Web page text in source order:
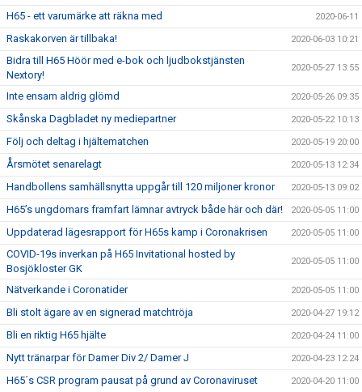
H65 - ett varumärke att räkna med 2020-06-11
Raskakorven är tillbaka! 2020-06-03 10:21
Bidra till H65 Höör med e-bok och ljudbokstjänsten
Nextory!
2020-05-27 13:55
Inte ensam aldrig glömd 2020-05-26 09:35
Skånska Dagbladet ny mediepartner 2020-05-22 10:13
Följ och deltag i hjältematchen 2020-05-19 20:00
Årsmötet senarelagt 2020-05-13 12:34
Handbollens samhällsnytta uppgår till 120 miljoner kronor 2020-05-13 09:02
H65’s ungdomars framfart lämnar avtryck både här och där! 2020-05-05 11:00
Uppdaterad lägesrapport för H65s kamp i Coronakrisen 2020-05-05 11:00
COVID-19s inverkan på H65 Invitational hosted by
Bosjökloster GK
2020-05-05 11:00
Nätverkande i Coronatider 2020-05-05 11:00
Bli stolt ägare av en signerad matchtröja 2020-04-27 19:12
Bli en riktig H65 hjälte 2020-04-24 11:00
Nytt tränarpar för Damer Div 2/ Damer J 2020-04-23 12:24
H65´s CSR program pausat på grund av Coronaviruset 2020-04-20 11:00